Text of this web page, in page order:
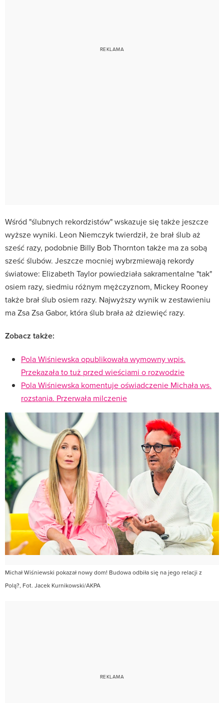
Wśród "ślubnych rekordzistów" wskazuje się także jeszcze
wyższe wyniki. Leon Niemczyk twierdził, że brał ślub aż
sześć razy, podobnie Billy Bob Thornton także ma za sobą
sześć ślubów. Jeszcze mocniej wybrzmiewają rekordy
światowe: Elizabeth Taylor powiedziała sakramentalne "tak"
osiem razy, siedmiu różnym mężczyznom, Mickey Rooney
także brał ślub osiem razy. Najwyższy wynik w zestawieniu
ma Zsa Zsa Gabor, która ślub brała aż dziewięć razy.
Zobacz także:
Pola Wiśniewska opublikowała wymowny wpis.
Przekazała to tuż przed wieściami o rozwodzie
Pola Wiśniewska komentuje oświadczenie Michała ws.
rozstania. Przerwała milczenie
Michał Wiśniewski pokazał nowy dom! Budowa odbiła się na jego relacji z
Polą?, Fot. Jacek Kurnikowski/AKPA